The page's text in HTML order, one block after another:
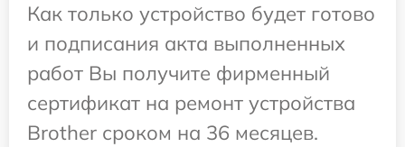
Как только устройство будет готово
и подписания акта выполненных
работ Вы получите фирменный
сертификат на ремонт устройства
Brother сроком на 36 месяцев.